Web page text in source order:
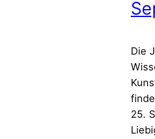
Die
25.